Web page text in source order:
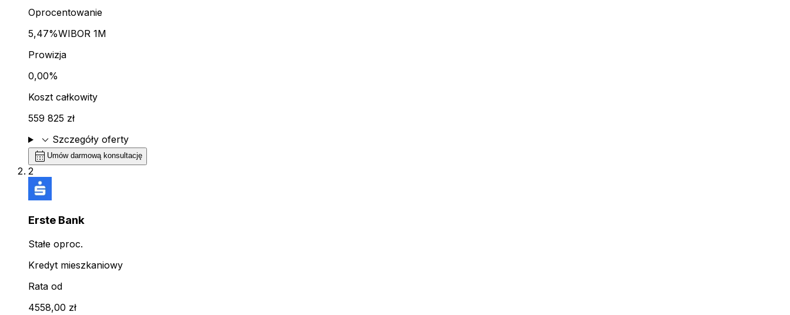
Oprocentowanie
5,47%WIBOR 1M
Prowizja
0,00%
Koszt całkowity
559 825 zł
expand_more Szczegóły oferty
calendar_month Umów darmową konsultację
2
Erste Bank
Stałe oproc.
Kredyt mieszkaniowy
Rata od
4558,00 zł